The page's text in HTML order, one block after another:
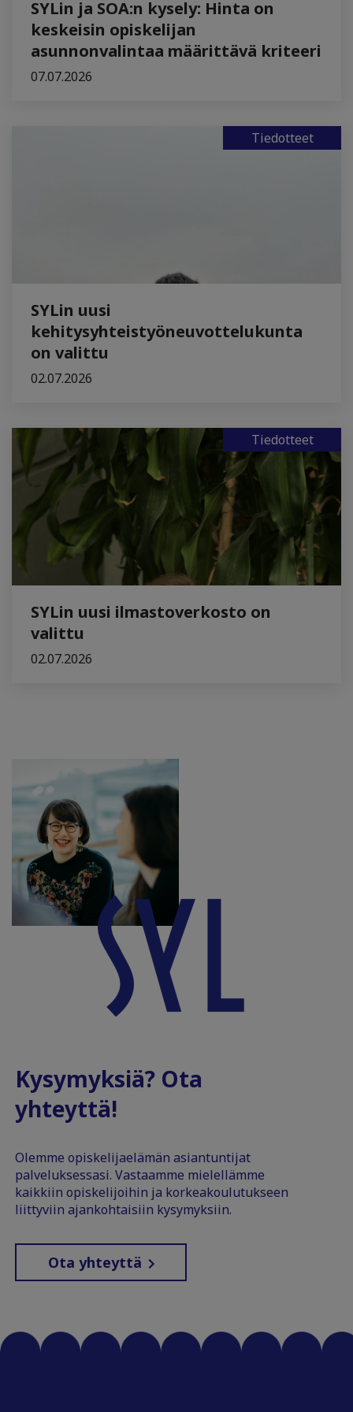
SYLin ja SOA:n kysely: Hinta on
keskeisin opiskelijan
asunnonvalintaa määrittävä kriteeri
07.07.2026
Tiedotteet
SYLin uusi
kehitysyhteistyöneuvottelukunta
on valittu
02.07.2026
Tiedotteet
SYLin uusi ilmastoverkosto on
valittu
02.07.2026
Kysymyksiä? Ota
yhteyttä!
Olemme opiskelijaelämän asiantuntijat
palveluksessasi. Vastaamme mielellämme
kaikkiin opiskelijoihin ja korkeakoulutukseen
liittyviin ajankohtaisiin kysymyksiin.
Ota yhteyttä